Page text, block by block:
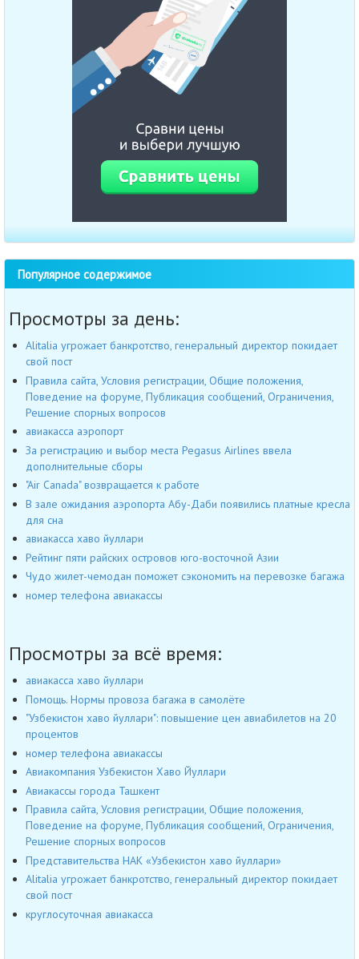
Популярное содержимое
Просмотры за день:
Alitalia угрожает банкротство, генеральный директор покидает
свой пост
Правила сайта, Условия регистрации, Общие положения,
Поведение на форуме, Публикация сообщений, Ограничения,
Решение спорных вопросов
авиакасса аэропорт
За регистрацию и выбор места Pegasus Airlines ввела
дополнительные сборы
"Air Canada" возвращается к работе
В зале ожидания аэропорта Абу-Даби появились платные кресла
для сна
авиакасса хаво йуллари
Рейтинг пяти райских островов юго-восточной Азии
Чудо жилет-чемодан поможет сэкономить на перевозке багажа
номер телефона авиакассы
Просмотры за всё время:
авиакасса хаво йуллари
Помощь. Нормы провоза багажа в самолёте
"Узбекистон хаво йуллари": повышение цен авиабилетов на 20
процентов
номер телефона авиакассы
Авиакомпания Узбекистон Хаво Йуллари
Авиакассы города Ташкент
Правила сайта, Условия регистрации, Общие положения,
Поведение на форуме, Публикация сообщений, Ограничения,
Решение спорных вопросов
Представительства НАК «Узбекистон хаво йуллари»
Alitalia угрожает банкротство, генеральный директор покидает
свой пост
круглосуточная авиакасса